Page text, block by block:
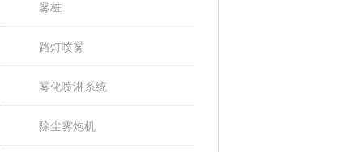
雾桩
路灯喷雾
雾化喷淋系统
除尘雾炮机